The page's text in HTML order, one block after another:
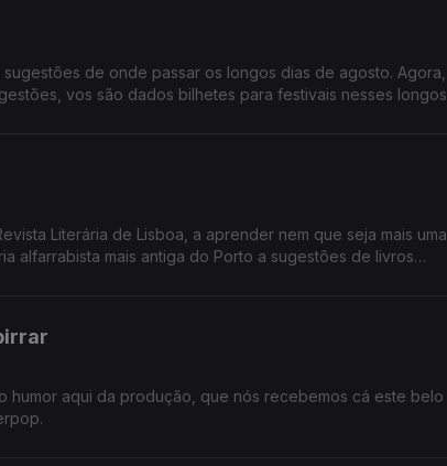
de onde passar os longos dias de agosto. Agora,
vos são dados bilhetes para festivais nesses longos
Literária de Lisboa, a aprender nem que seja mais uma
alfarrabista mais antiga do Porto a sugestões de livros
humor aqui da produção, que nós recebemos cá este belo